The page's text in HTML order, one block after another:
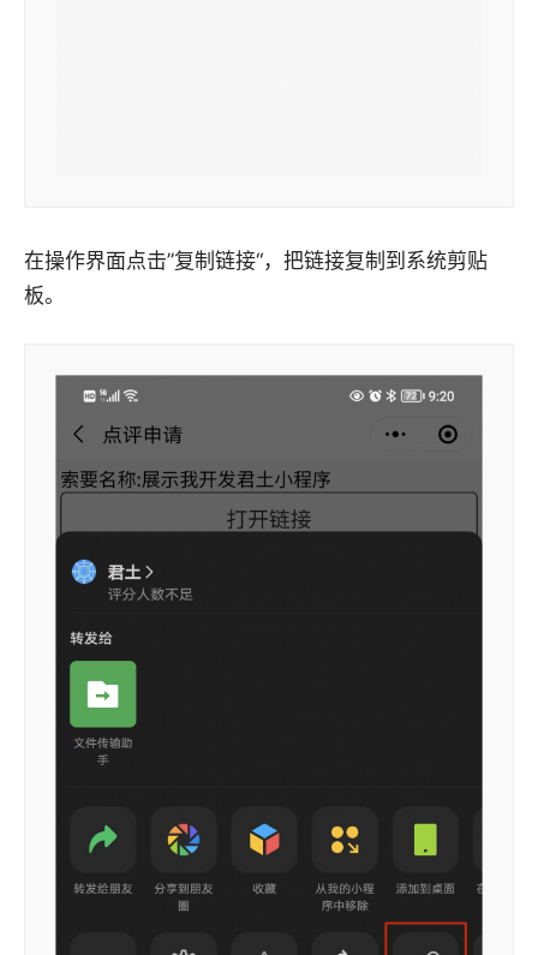
在操作界面点击”复制链接“，把链接复制到系统剪贴
板。